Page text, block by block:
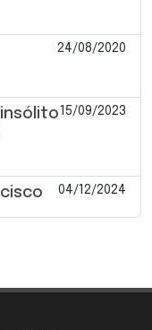
24/08/2020
15/09/2023
04/12/2024